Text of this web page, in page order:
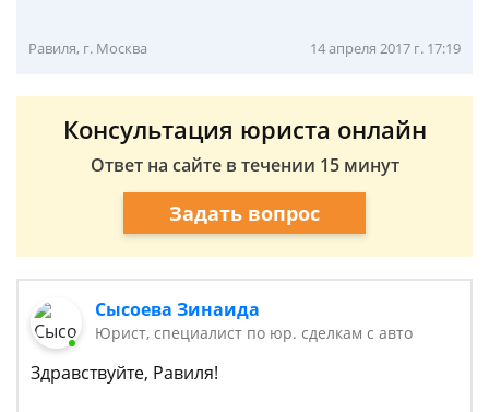
Равиля, г. Москва 14 апреля 2017 г. 17:19
Консультация юриста онлайн
Ответ на сайте в течении 15 минут
Задать вопрос
Сысоева Зинаида
Юрист, специалист по юр. сделкам с авто
Здравствуйте, Равиля!